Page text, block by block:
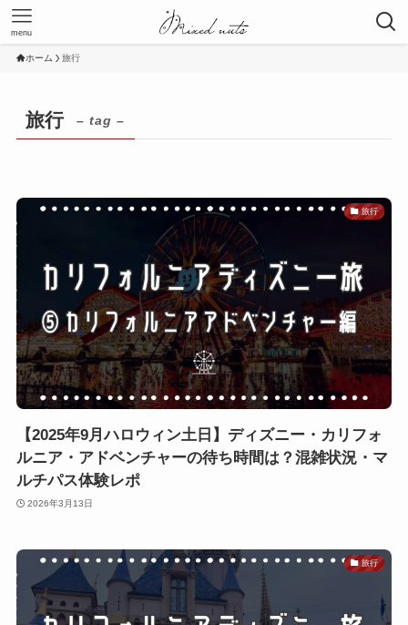
menu
ホーム 旅行
旅行 – tag –
旅行
【2025年9月ハロウィン土日】ディズニー・カリフォ
ルニア・アドベンチャーの待ち時間は？混雑状況・マ
ルチパス体験レポ
2026年3月13日
旅行